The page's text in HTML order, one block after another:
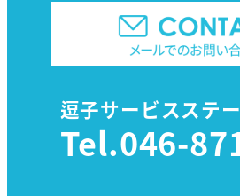
逗子サービスステ
Tel.046-